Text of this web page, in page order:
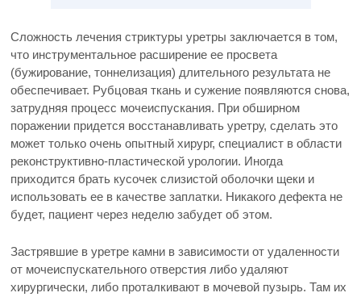
Сложность лечения стриктуры уретры заключается в том,
что инструментальное расширение ее просвета
(бужирование, тоннелизация) длительного результата не
обеспечивает. Рубцовая ткань и сужение появляются снова,
затрудняя процесс мочеиспускания. При обширном
поражении придется восстанавливать уретру, сделать это
может только очень опытный хирург, специалист в области
реконструктивно-пластической урологии. Иногда
приходится брать кусочек слизистой оболочки щеки и
использовать ее в качестве заплатки. Никакого дефекта не
будет, пациент через неделю забудет об этом.
Застрявшие в уретре камни в зависимости от удаленности
от мочеиспускательного отверстия либо удаляют
хирургически, либо проталкивают в мочевой пузырь. Там их